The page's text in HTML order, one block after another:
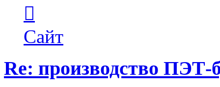
пользователя
Бегемот
Сайт
Re: производство ПЭТ-